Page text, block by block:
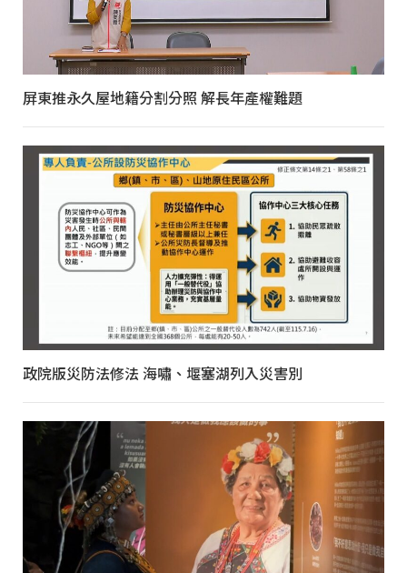
屏東推永久屋地籍分割分照 解長年產權難題
政院版災防法修法 海嘯、堰塞湖列入災害別